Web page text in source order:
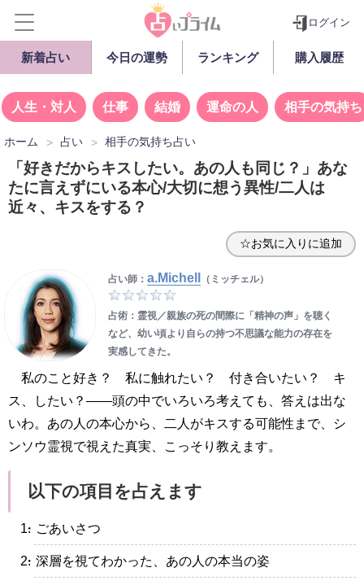
ログイン
新着占い 今日の運勢 ランキング 購入履歴
人生・対人 仕事 結婚 運命の人 相手の気持ち
ホーム 占い 相手の気持ち占い
「好きだからキスしたい。あの人も同じ？」あな
たに言えずにいる本心/大切に想う異性/二人は
近々、キスをする？
☆お気に入りに追加
占い師： a.Michell （ミッチェル）
占術：霊視／親族の死の間際に「精神の声」を聴く
など、幼い頃より自らの持つ不思議な能力の存在を
実感してきた。
私のこと好き？ 私に触れたい？ 付き合いたい？ キ
ス、したい？――頭の中でいろいろ考えても、答えは出な
いわ。あの人の本心から、二人がキスする可能性まで、シ
ンソウ霊視で視えた真実、こっそり教えます。
以下の項目を占えます
・ごあいさつ
・深層を視てわかった、あの人の本当の姿